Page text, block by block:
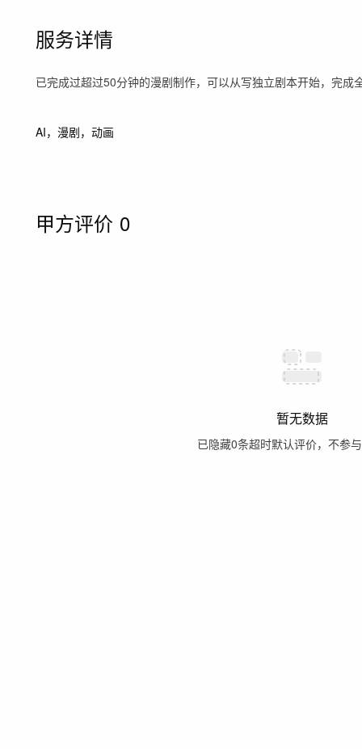
服务详情
已完成过超过50分钟的漫剧制作，可以从写独立剧本开始，完成
AI，漫剧，动画
甲方评价 0
暂无数据
已隐藏0条超时默认评价，不参